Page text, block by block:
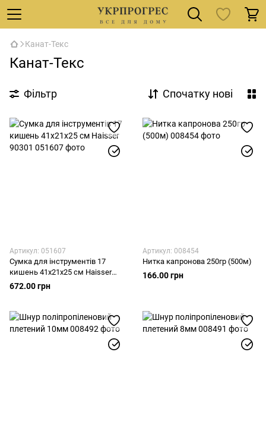
Канат-Текс
Канат-Текс
Фільтр Спочатку нові
Артикул: 051607
Сумка для інструментів 17
кишень 41х21х25 см Haisser
90301
672.00 грн
Артикул: 008454
Нитка капронова 250гр (500м)
166.00 грн